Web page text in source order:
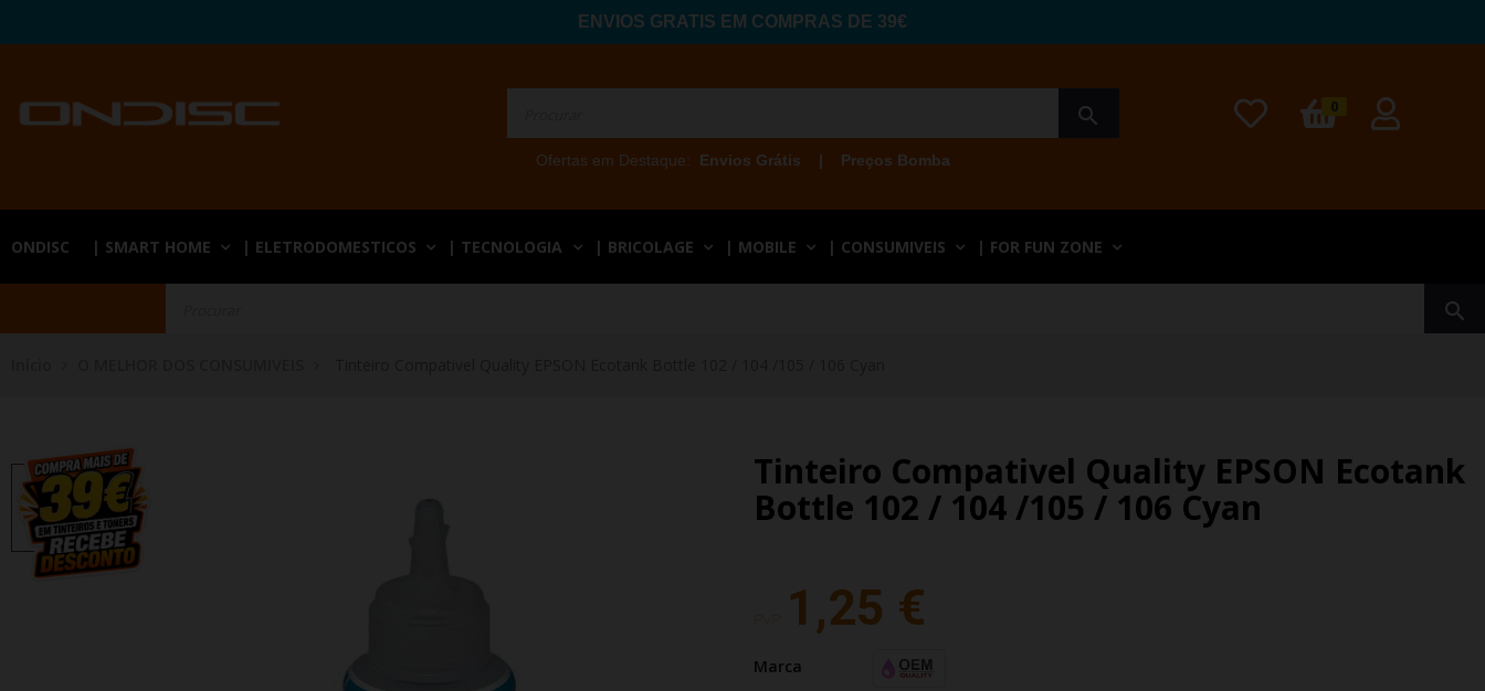
ENVIOS GRATIS EM COMPRAS DE 39€
search 0
Ofertas em Destaque: Envios Grátis | Preços Bomba
ONDISC | SMART HOME | ELETRODOMESTICOS | TECNOLOGIA | BRICOLAGE | MOBILE | CONSUMIVEIS | FOR FUN ZONE
search
Tinteiro Compativel Quality EPSON Ecotank
Bottle 102 / 104 /105 / 106 Cyan
1,25 €
Marca